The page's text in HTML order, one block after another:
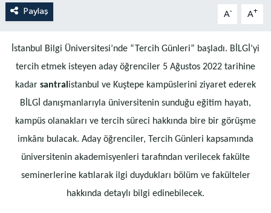
Paylaş A- A+
İstanbul Bilgi Üniversitesi’nde “Tercih Günleri” başladı. BİLGİ’yi
tercih etmek isteyen aday öğrenciler 5 Ağustos 2022 tarihine
kadar santralistanbul ve Kuştepe kampüslerini ziyaret ederek
BİLGİ danışmanlarıyla üniversitenin sunduğu eğitim hayatı,
kampüs olanakları ve tercih süreci hakkında bire bir görüşme
imkânı bulacak. Aday öğrenciler, Tercih Günleri kapsamında
üniversitenin akademisyenleri tarafından verilecek fakülte
seminerlerine katılarak ilgi duydukları bölüm ve fakülteler
hakkında detaylı bilgi edinebilecek.